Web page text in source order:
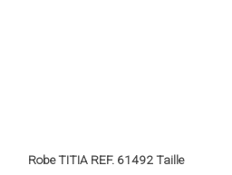
Robe TITIA REF. 61492 Taille